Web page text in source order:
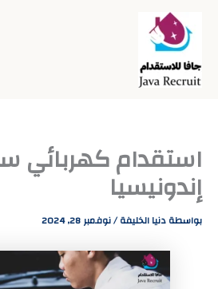
المحتوى
استقدام كهربائي
إندونيسيا
بواسطةدنيا الخليفة/نوفمبر 28, 2024